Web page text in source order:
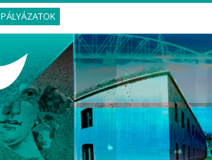
PÁLYÁZATOK